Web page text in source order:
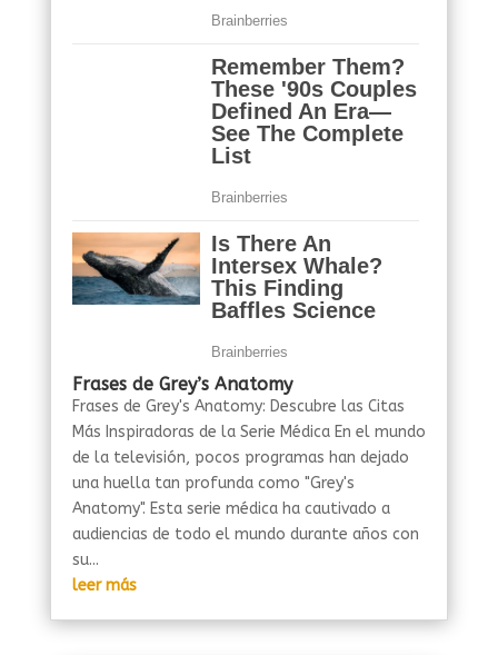
Frases de Grey’s Anatomy
Frases de Grey's Anatomy: Descubre las Citas
Más Inspiradoras de la Serie Médica En el mundo
de la televisión, pocos programas han dejado
una huella tan profunda como "Grey's
Anatomy". Esta serie médica ha cautivado a
audiencias de todo el mundo durante años con
su...
leer más